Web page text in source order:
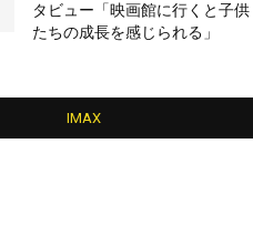
タビュー「映画館に行くと子供
たちの成長を感じられる」
IMAX